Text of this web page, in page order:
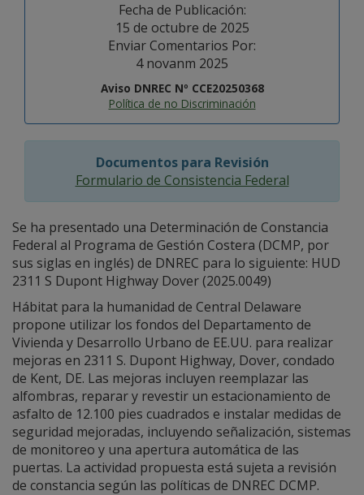
Fecha de Publicación:
15 de octubre de 2025
Enviar Comentarios Por:
4 novanm 2025
Aviso DNREC Nº CCE20250368
Política de no Discriminación
Documentos para Revisión
Formulario de Consistencia Federal
Se ha presentado una Determinación de Constancia
Federal al Programa de Gestión Costera (DCMP, por
sus siglas en inglés) de DNREC para lo siguiente: HUD
2311 S Dupont Highway Dover (2025.0049)
Hábitat para la humanidad de Central Delaware
propone utilizar los fondos del Departamento de
Vivienda y Desarrollo Urbano de EE.UU. para realizar
mejoras en 2311 S. Dupont Highway, Dover, condado
de Kent, DE. Las mejoras incluyen reemplazar las
alfombras, reparar y revestir un estacionamiento de
asfalto de 12.100 pies cuadrados e instalar medidas de
seguridad mejoradas, incluyendo señalización, sistemas
de monitoreo y una apertura automática de las
puertas. La actividad propuesta está sujeta a revisión
de constancia según las políticas de DNREC DCMP.